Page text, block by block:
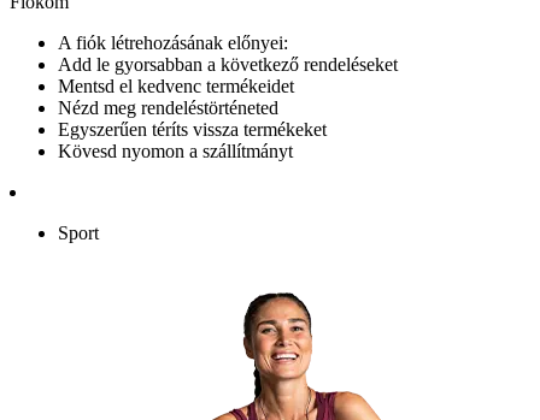
A fiók létrehozásának előnyei:
Add le gyorsabban a következő rendeléseket
Mentsd el kedvenc termékeidet
Nézd meg rendeléstörténeted
Egyszerűen téríts vissza termékeket
Kövesd nyomon a szállítmányt
Sport